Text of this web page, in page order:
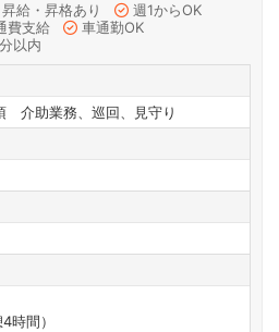
昇給・昇格あり
週1からOK
費支給
車通勤OK
以内
介助業務、巡回、見守り
間）